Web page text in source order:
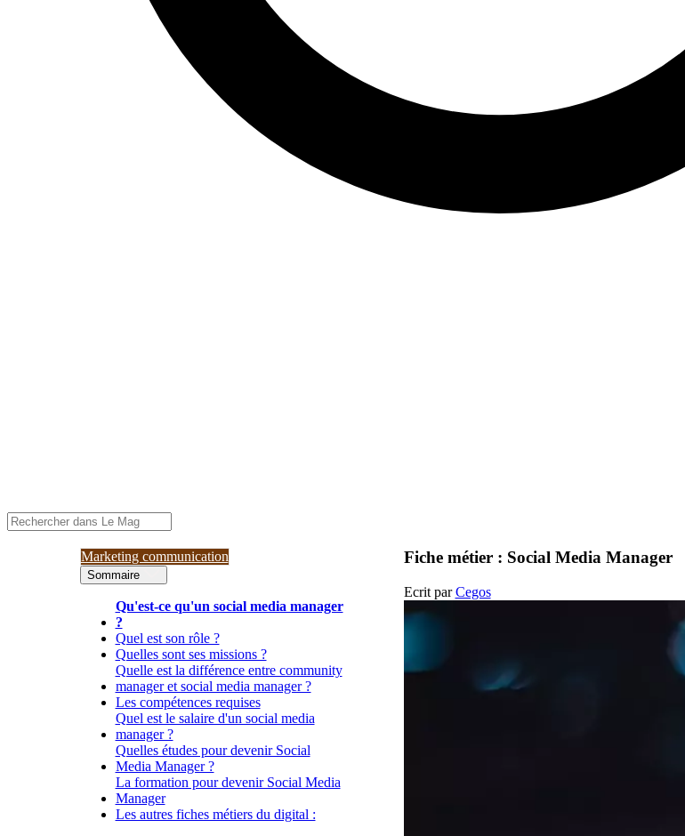
Marketing communication
Sommaire
Qu'est-ce qu'un social media manager
?
Quel est son rôle ?
Quelles sont ses missions ?
Quelle est la différence entre community
manager et social media manager ?
Les compétences requises
Quel est le salaire d'un social media
manager ?
Quelles études pour devenir Social
Media Manager ?
La formation pour devenir Social Media
Manager
Les autres fiches métiers du digital :
Fiche métier : Social Media Manager
Ecrit parCegos